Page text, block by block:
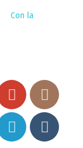
Con la